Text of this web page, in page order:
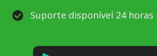
Suporte disponível 24 horas